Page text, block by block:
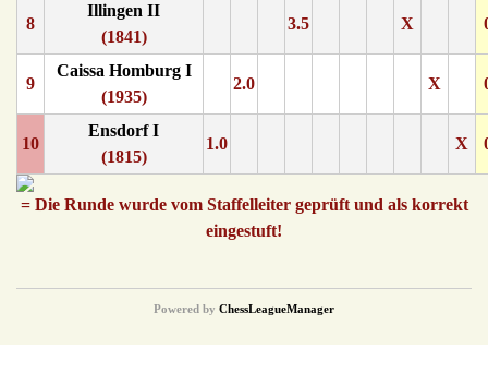
8
Illingen II
(1841)
3.5 X
9
Caissa Homburg I
(1935)
2.0 X
10
Ensdorf I
(1815)
1.0 X
= Die Runde wurde vom Staffelleiter geprüft und als korrekt
eingestuft!
Powered by ChessLeagueManager